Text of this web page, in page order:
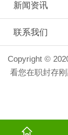
新闻资讯
联系我们
Copyright ©
看您在职封存